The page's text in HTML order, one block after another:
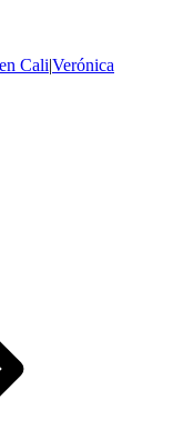
Cali|Verónica